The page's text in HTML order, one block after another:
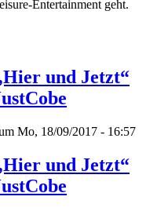
Entertainment geht.
und Jetzt“
Mo, 18/09/2017 - 16:57
und Jetzt“